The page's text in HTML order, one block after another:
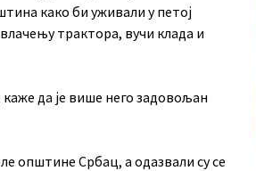
како би уживали у петој
трактора, вучи клада и
да је више него задовољан
општине Србац, а одазвали су се